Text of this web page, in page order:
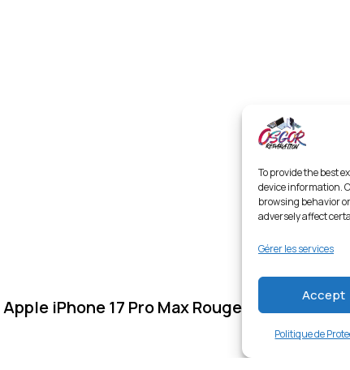
To provide the best
device information.
browsing behavior
adversely affect
Gérer les services
Accept
Politique de
iPhone 17 Pro Max Rouge